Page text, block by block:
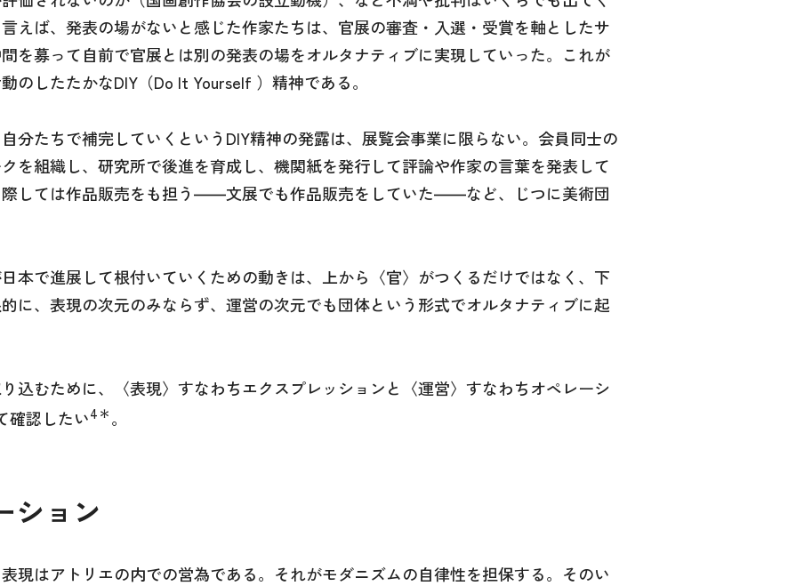
えば、発表の場がないと感じた作家たちは、官展の審査・入選・受賞を軸としたサ
を募って自前で官展とは別の発表の場をオルタナティブに実現していった。これが
のしたたかなDIY（Do It Yourself ）精神である。
分たちで補完していくというDIY精神の発露は、展覧会事業に限らない。会員同士の
を組織し、研究所で後進を育成し、機関紙を発行して評論や作家の言葉を発表して
しては作品販売をも担う――文展でも作品販売をしていた――など、じつに美術団
本で進展して根付いていくための動きは、上から〈官〉がつくるだけではなく、下
に、表現の次元のみならず、運営の次元でも団体という形式でオルタナティブに起
込むために、〈表現〉すなわちエクスプレッションと〈運営〉すなわちオペレーシ
確認したい4＊。
ション
現はアトリエの内での営為である。それがモダニズムの自律性を担保する。そのい